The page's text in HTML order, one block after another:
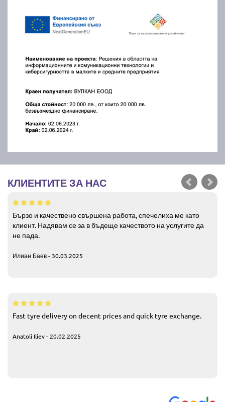
КЛИЕНТИТЕ ЗА НАС
Бързо и качествено свършена работа, спечелиха ме като
клиент. Надявам се за в бъдеще качеството на услугите да
не пада.
Илиан Баев - 30.03.2025
Fast tyre delivery on decent prices and quick tyre exchange.
Anatoli Iliev - 20.02.2025